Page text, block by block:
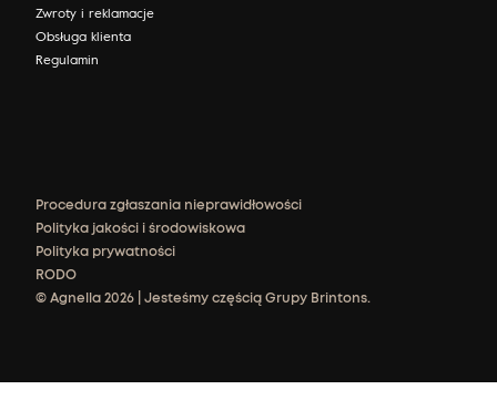
Zwroty i reklamacje
Obsługa klienta
Regulamin
Procedura zgłaszania nieprawidłowości
Polityka jakości i środowiskowa
Polityka prywatności
RODO
© Agnella 2026 | Jesteśmy częścią Grupy Brintons.